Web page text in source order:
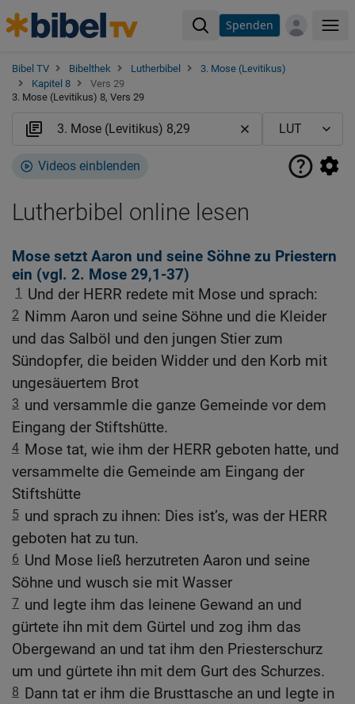
Spenden
Bibel TV Bibelthek Lutherbibel
3. Mose (Levitikus)
Kapitel 8
Vers 29
3. Mose (Levitikus) 8, Vers 29
Videos einblenden
Lutherbibel online lesen
Mose setzt Aaron und seine Söhne zu Priestern
ein (vgl. 2. Mose 29,1-37)
1 Und der HERR redete mit Mose und sprach:
2 Nimm Aaron und seine Söhne und die Kleider
und das Salböl und den jungen Stier zum
Sündopfer, die beiden Widder und den Korb mit
ungesäuertem Brot
3 und versammle die ganze Gemeinde vor dem
Eingang der Stiftshütte.
4 Mose tat, wie ihm der HERR geboten hatte, und
versammelte die Gemeinde am Eingang der
Stiftshütte
5 und sprach zu ihnen: Dies ist’s, was der HERR
geboten hat zu tun.
6 Und Mose ließ herzutreten Aaron und seine
Söhne und wusch sie mit Wasser
7 und legte ihm das leinene Gewand an und
gürtete ihn mit dem Gürtel und zog ihm das
Obergewand an und tat ihm den Priesterschurz
um und gürtete ihn mit dem Gurt des Schurzes.
8 Dann tat er ihm die Brusttasche an und legte in